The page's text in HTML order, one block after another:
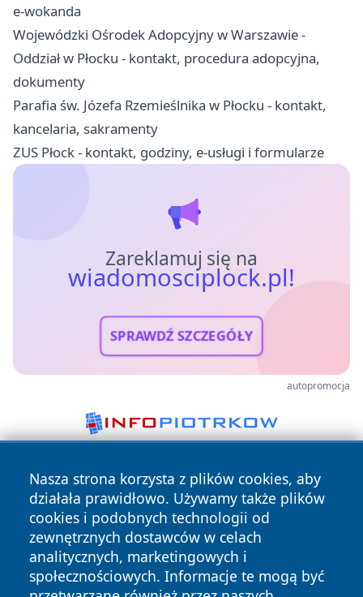
e-wokanda
Wojewódzki Ośrodek Adopcyjny w Warszawie -
Oddział w Płocku - kontakt, procedura adopcyjna,
dokumenty
Parafia św. Józefa Rzemieślnika w Płocku - kontakt,
kancelaria, sakramenty
ZUS Płock - kontakt, godziny, e-usługi i formularze
Zareklamuj się na
wiadomosciplock.pl!
SPRAWDŹ SZCZEGÓŁY
autopromocja
Nasza strona korzysta z plików cookies, aby
działała prawidłowo. Używamy także plików
cookies i podobnych technologii od
zewnętrznych dostawców w celach
analitycznych, marketingowych i
społecznościowych. Informacje te mogą być
Copyright © 2026 wiadomosciplock.pl Wszystkie prawa
zastrzeżone.